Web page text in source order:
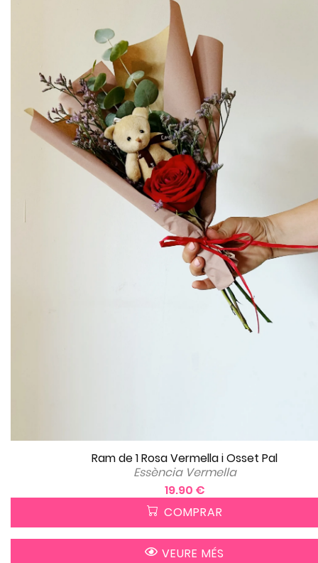
Ram de 1 Rosa Vermella i Osset Pal
Essència Vermella
19.90 €
COMPRAR
VEURE MÉS